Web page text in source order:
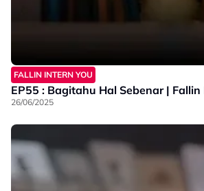
FALLIN INTERN YOU
EP55 : Bagitahu Hal Sebenar | Fallin
26/06/2025